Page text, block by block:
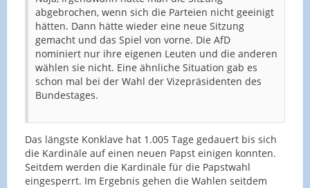
abgebrochen, wenn sich die Parteien nicht geeinigt
hätten. Dann hätte wieder eine neue Sitzung
gemacht und das Spiel von vorne. Die AfD
nominiert nur ihre eigenen Leuten und die anderen
wählen sie nicht. Eine ähnliche Situation gab es
schon mal bei der Wahl der Vizepräsidenten des
Bundestages.
Das längste Konklave hat 1.005 Tage gedauert bis sich
die Kardinäle auf einen neuen Papst einigen konnten.
Seitdem werden die Kardinäle für die Papstwahl
eingesperrt. Im Ergebnis gehen die Wahlen seitdem